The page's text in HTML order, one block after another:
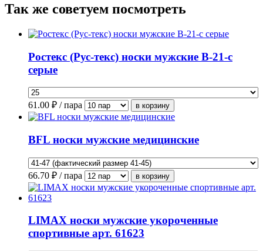
Так же советуем посмотреть
Ростекс (Рус-текс) носки мужские В-21-с
серые
61.00 ₽ / пара
BFL носки мужские медицинские
66.70 ₽ / пара
LIMAX носки мужские укороченные
спортивные арт. 61623